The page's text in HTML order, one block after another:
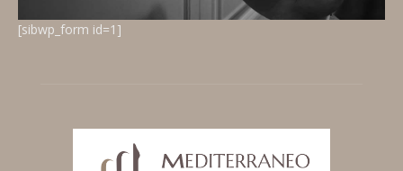
[sibwp_form id=1]